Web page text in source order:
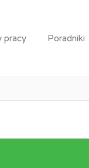
pracy Poradniki